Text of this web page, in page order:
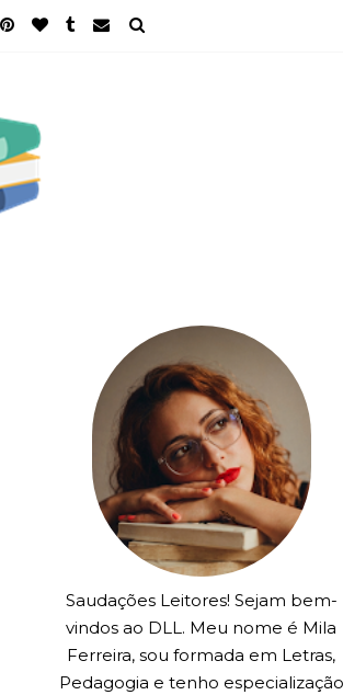
Saudações Leitores! Sejam bem-
vindos ao DLL. Meu nome é Mila
Ferreira, sou formada em Letras,
Pedagogia e tenho especialização